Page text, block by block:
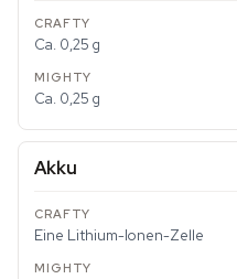
Ca. 0,25 g
Ca. 0,25 g
Akku
Eine Lithium-Ionen-Zelle